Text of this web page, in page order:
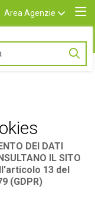
Area Agenzie
DEI DATI
IL SITO
13 del
(GDPR)